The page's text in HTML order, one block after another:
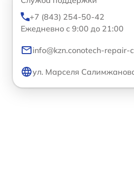
+7 (843) 254-50-42
Ежедневно с 9:00 до 21:00
info@kzn.conotech-repair-
ул. Марселя